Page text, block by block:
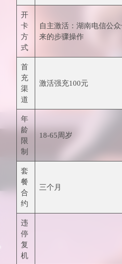
开
卡
方
式
自主激活：湖南电信公
来的步骤操作
首
充
渠
道
激活强充100元
年
龄
限
制
18-65周岁
套
餐
合
约
三个月
违
停
复
机